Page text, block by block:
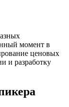
момент в
ценовых
и разработку